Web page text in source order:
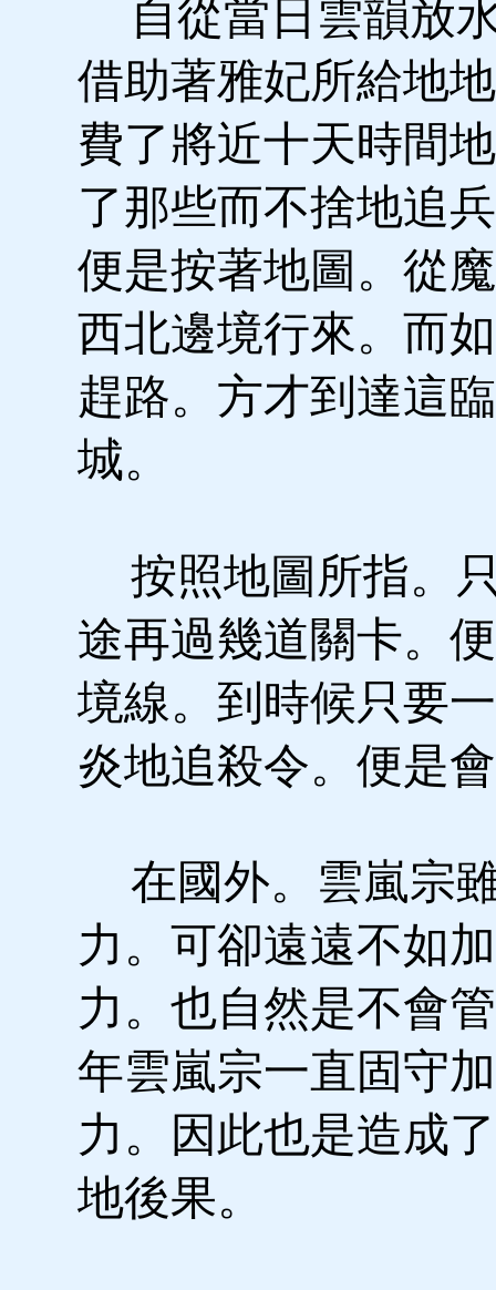
自從當日雲韻放
借助著雅妃所給地
費了將近十天時間
了那些而不捨地追
便是按著地圖。從
西北邊境行來。而
趕路。方才到達這
城。
按照地圖所指。
途再過幾道關卡。
境線。到時候只要
炎地追殺令。便是
在國外。雲嵐宗
力。可卻遠遠不如
力。也自然是不會
年雲嵐宗一直固守
力。因此也是造成
地後果。